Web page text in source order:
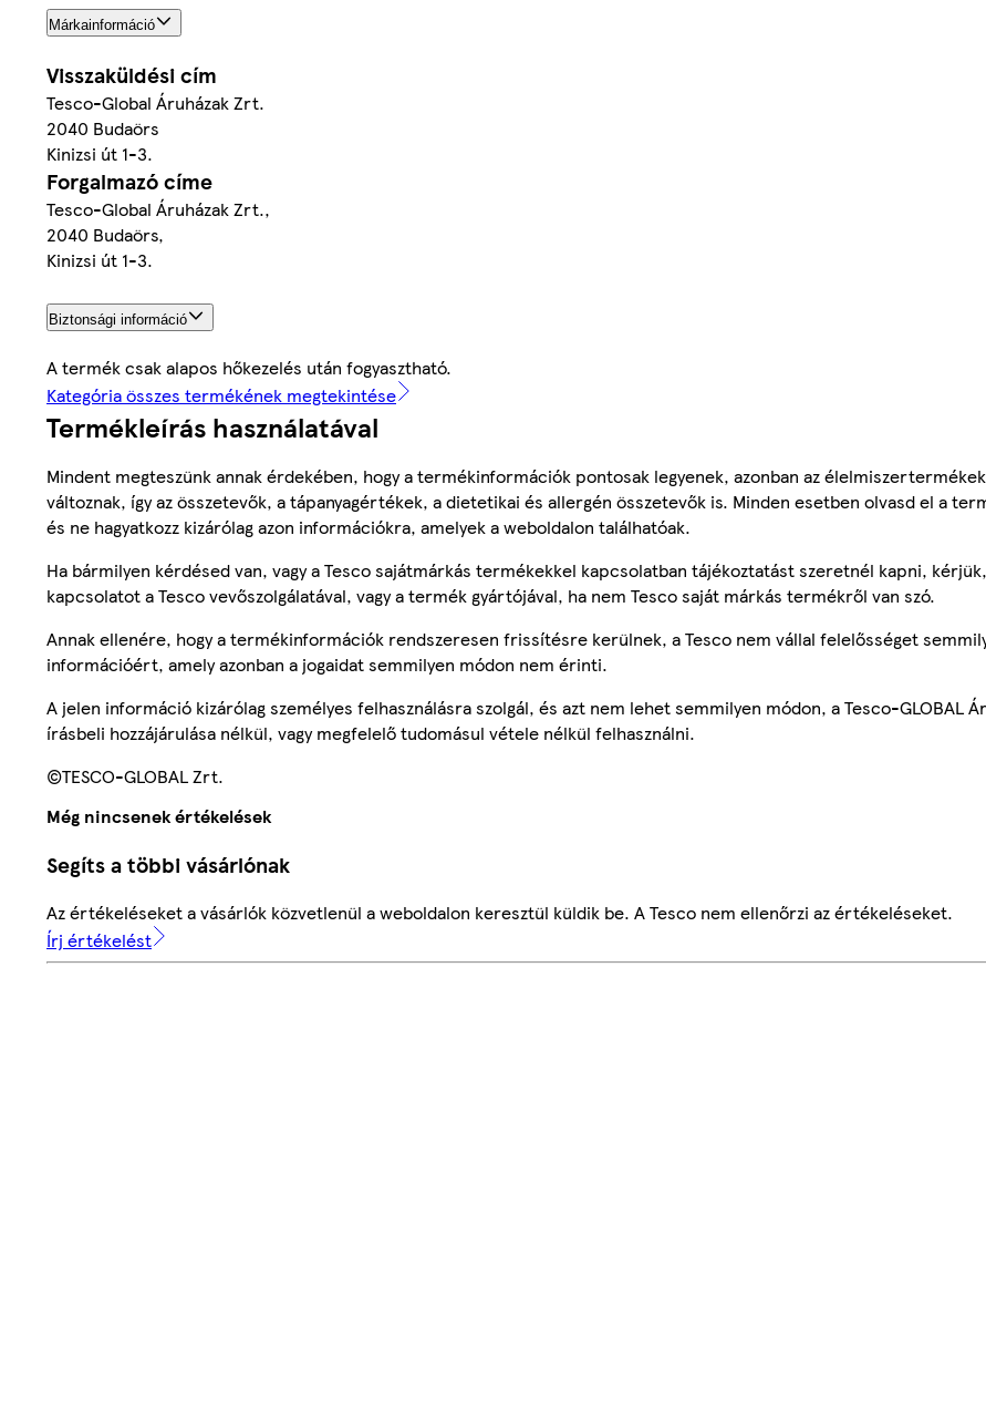
Márkainformáció
Visszaküldési cím
Tesco-Global Áruházak Zrt.
2040 Budaörs
Kinizsi út 1-3.
Forgalmazó címe
Tesco-Global Áruházak Zrt.,
2040 Budaörs,
Kinizsi út 1-3.
Biztonsági információ
A termék csak alapos hőkezelés után fogyasztható.
Kategória összes termékének megtekintése
Termékleírás használatával
Mindent megteszünk annak érdekében, hogy a termékinformációk pontosak legyenek, azonban az
változnak, így az összetevők, a tápanyagértékek, a dietetikai és allergén összetevők is. Minden esetben olvasd el a
és ne hagyatkozz kizárólag azon információkra, amelyek a weboldalon találhatóak.
Ha bármilyen kérdésed van, vagy a Tesco sajátmárkás termékekkel kapcsolatban tájékoztatást szeretnél kapni,
kapcsolatot a Tesco vevőszolgálatával, vagy a termék gyártójával, ha nem Tesco saját márkás termékről van szó.
Annak ellenére, hogy a termékinformációk rendszeresen frissítésre kerülnek, a Tesco nem vállal felelősséget
információért, amely azonban a jogaidat semmilyen módon nem érinti.
A jelen információ kizárólag személyes felhasználásra szolgál, és azt nem lehet semmilyen módon, a Tesco-GLOBAL
írásbeli hozzájárulása nélkül, vagy megfelelő tudomásul vétele nélkül felhasználni.
©TESCO-GLOBAL Zrt.
Még nincsenek értékelések
Segíts a többi vásárlónak
Az értékeléseket a vásárlók közvetlenül a weboldalon keresztül küldik be. A Tesco nem ellenőrzi az értékeléseket.
Írj értékelést